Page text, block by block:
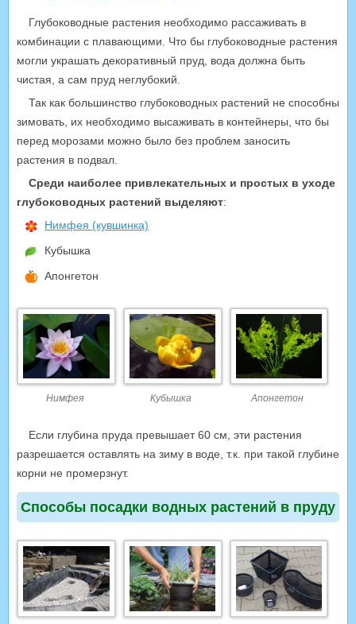
Глубоководные растения необходимо рассаживать в
комбинации с плавающими. Что бы глубоководные растения
могли украшать декоративный пруд, вода должна быть
чистая, а сам пруд неглубокий.
Так как большинство глубоководных растений не способны
зимовать, их необходимо высаживать в контейнеры, что бы
перед морозами можно было без проблем заносить
растения в подвал.
Среди наиболее привлекательных и простых в уходе
глубоководных растений выделяют:
Нимфея (кувшинка)
Кубышка
Апонгетон
Нимфея Кубышка Апонгетон
Если глубина пруда превышает 60 см, эти растения
разрешается оставлять на зиму в воде, т.к. при такой глубине
корни не промерзнут.
Способы посадки водных растений в пруду